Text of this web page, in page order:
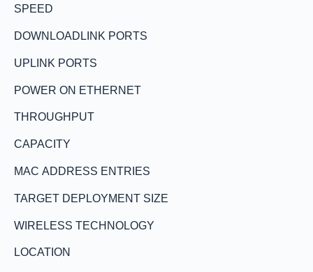
SPEED
DOWNLOADLINK PORTS
UPLINK PORTS
POWER ON ETHERNET
THROUGHPUT
CAPACITY
MAC ADDRESS ENTRIES
TARGET DEPLOYMENT SIZE
WIRELESS TECHNOLOGY
LOCATION